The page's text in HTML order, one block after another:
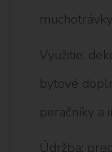
Využitie:
bytové
peračníky a
Údržba: